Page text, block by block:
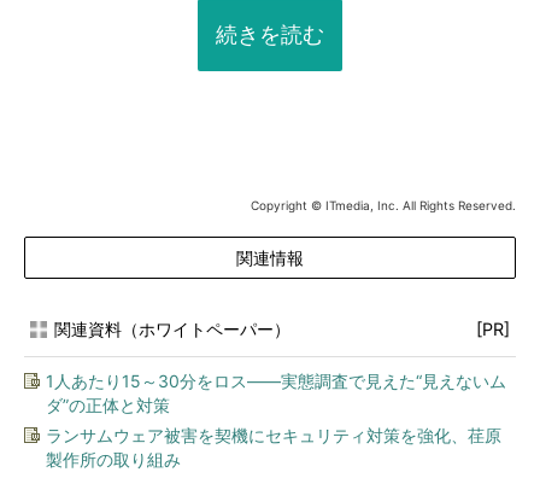
続きを読む
Copyright © ITmedia, Inc. All Rights Reserved.
関連情報
関連資料（ホワイトペーパー） [PR]
1人あたり15～30分をロス――実態調査で見えた“見えないム
ダ”の正体と対策
ランサムウェア被害を契機にセキュリティ対策を強化、荏原
製作所の取り組み